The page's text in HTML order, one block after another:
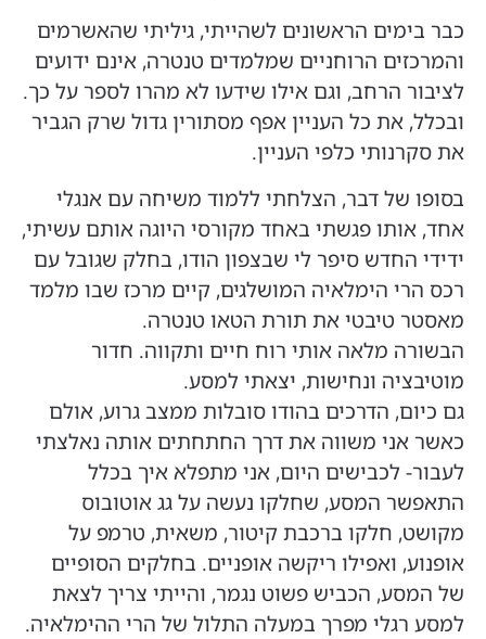
כבר בימים הראשונים לשהייתי, גיליתי שהאשרמים
והמרכזים הרוחניים שמלמדים טנטרה, אינם ידועים
לציבור הרחב, וגם אילו שידעו לא מהרו לספר על כך.
ובכלל, את כל העניין אפף מסתורין גדול שרק הגביר
את סקרנותי כלפי העניין.
בסופו של דבר, הצלחתי ללמוד משיחה עם אנגלי
אחד, אותו פגשתי באחד מקורסי היוגה אותם עשיתי,
ידידי החדש סיפר לי שבצפון הודו, בחלק שגובל עם
רכס הרי הימלאיה המושלגים, קיים מרכז שבו מלמד
מאסטר טיבטי את תורת הטאו טנטרה.
הבשורה מלאה אותי רוח חיים ותקווה. חדור
מוטיבציה ונחישות, יצאתי למסע.
גם כיום, הדרכים בהודו סובלות ממצב גרוע, אולם
כאשר אני משווה את דרך החתחתים אותה נאלצתי
לעבור- לכבישים היום, אני מתפלא איך בכלל
התאפשר המסע, שחלקו נעשה על גג אוטובוס
מקושט, חלקו ברכבת קיטור, משאית, טרמפ על
אופנוע, ואפילו ריקשה אופניים. בחלקים הסופיים
של המסע, הכביש פשוט נגמר, והייתי צריך לצאת
למסע רגלי מפרך במעלה התלול של הרי ההימלאיה.